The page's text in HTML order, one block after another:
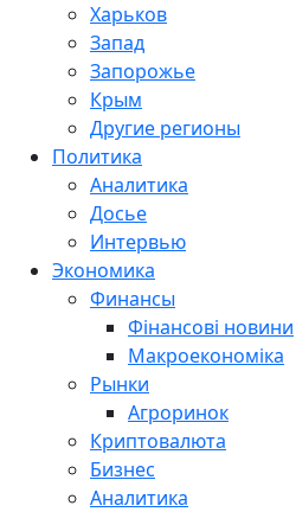
Харьков
Запад
Запорожье
Крым
Другие регионы
Политика
Аналитика
Досье
Интервью
Экономика
Финансы
Фінансові новини
Макроекономіка
Рынки
Агроринок
Криптовалюта
Бизнес
Аналитика